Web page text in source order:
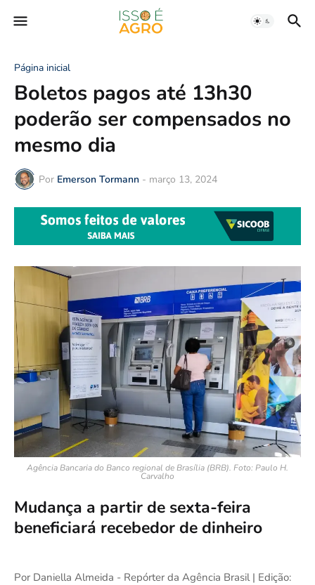
Página inicial
Boletos pagos até 13h30
poderão ser compensados no
mesmo dia
Por Emerson Tormann - março 13, 2024
Agência Bancaria do Banco regional de Brasília (BRB). Foto: Paulo H.
Carvalho
Mudança a partir de sexta-feira
beneficiará recebedor de dinheiro
Por Daniella Almeida - Repórter da Agência Brasil | Edição: